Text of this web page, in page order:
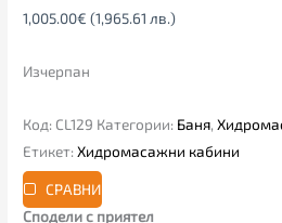
1,005.00€ (1,965.61 лв.)
Изчерпан
Код: CL129 Категории: Баня,
Етикет:Хидромасажни кабини
СРАВНИ
Сподели с приятел